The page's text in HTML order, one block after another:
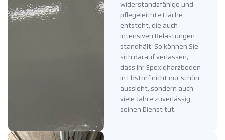
widerstandsfähige und
pflegeleichte Fläche
entsteht, die auch
intensiven Belastungen
standhält. So können Sie
sich darauf verlassen,
dass Ihr Epoxidharzboden
in Ebstorf nicht nur schön
aussieht, sondern auch
viele Jahre zuverlässig
seinen Dienst tut.